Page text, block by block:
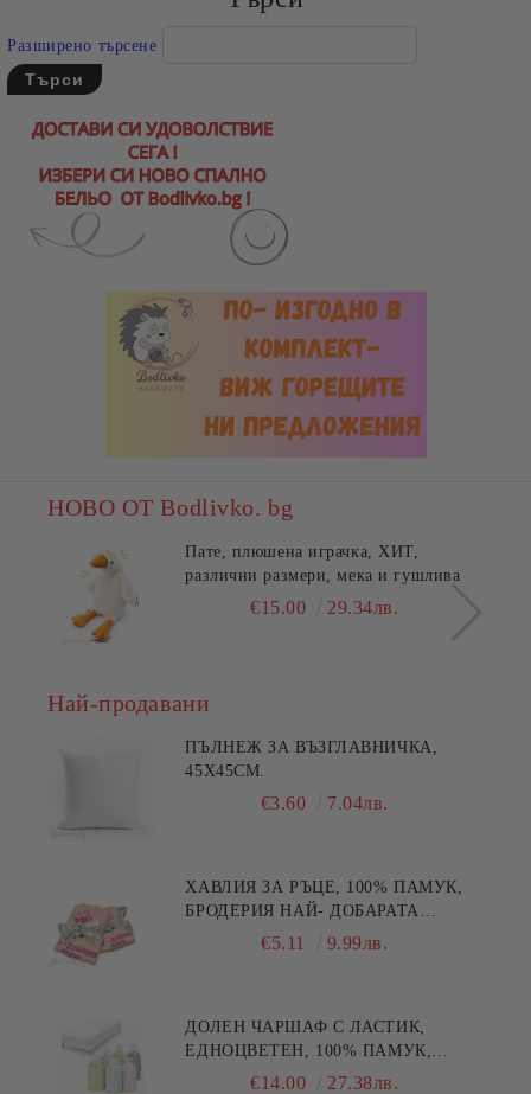
Разширено търсене
НОВО ОТ Bodlivko. bg
Пате, плюшена играчка, ХИТ,
различни размери, мека и гушлива
€15.00 29.34лв.
Най-продавани
ПЪЛНЕЖ ЗА ВЪЗГЛАВНИЧКА,
45X45СМ.
€3.60 7.04лв.
ХАВЛИЯ ЗА РЪЦЕ, 100% ПАМУК,
БРОДЕРИЯ НАЙ- ДОБАРАТА
МАЙКА/БАБА , РАЗМЕР:
€5.11 9.99лв.
ДОЛЕН ЧАРШАФ С ЛАСТИК,
ЕДНОЦВЕТЕН, 100% ПАМУК,
РАЗЛИЧНИ РАЗМЕРИ
€14.00 27.38лв.